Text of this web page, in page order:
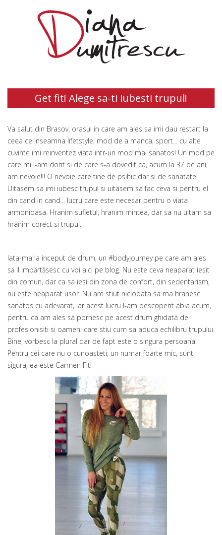
Get fit! Alege sa-ti iubesti trupul!
Va salut din Brasov, orasul in care am ales sa imi dau restart la
ceea ce inseamna lifetstyle, mod de a manca, sport... cu alte
cuvinte imi reinventez viata intr-un mod mai sanatos! Un mod pe
care mi l-am dorit si de care s-a dovedit ca, acum la 37 de ani,
am nevoie!!! O nevoie care tine de psihic dar si de sanatate!
Uitasem sa imi iubesc trupul si uitasem sa fac ceva si pentru el
din cand in cand... lucru care este necesar pentru o viata
armonioasa. Hranim sufletul, hranim mintea, dar sa nu uitam sa
hranim corect si trupul.
Iata-ma la inceput de drum, un #bodyjourney pe care am ales
să il impărtăsesc cu voi aici pe blog. Nu este ceva neaparat iesit
din comun, dar ca sa iesi din zona de confort, din sedentarism,
nu este neaparat usor. Nu am stiut niciodata sa ma hranesc
sanatos cu adevarat, iar acest lucru l-am descoperit abia acum,
pentru ca am ales sa pornesc pe acest drum ghidata de
profesionisiti si oameni care stiu cum sa aduca echilibru trupului.
Bine, vorbesc la plural dar de fapt este o singura persoana!
Pentru cei care nu o cunoasteti, un numar foarte mic, sunt
sigura, ea este Carmen Fit!